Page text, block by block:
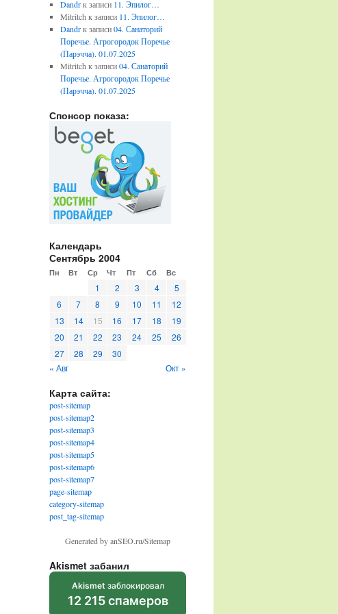
Dandrк записи 11. Эпилог…
Mitritch к записи 11. Эпилог…
Dandrк записи04. Санаторий
Поречье. Агрогородок Поречье
(Парэчча). 01.07.2025
Mitritch к записи04. Санаторий
Поречье. Агрогородок Поречье
(Парэчча). 01.07.2025
Спонсор показа:
Календарь
Сентябрь 2004
Пн Вт Ср Чт Пт Сб Вс
1 2 3 4
5
6
7 8 9 10 11
12
13
14 15 16 17 18
19
20
21 22 23 24 25
26
27
28 29
30
« Авг
Окт »
Карта сайта:
post-sitemap
post-sitemap2
post-sitemap3
post-sitemap4
post-sitemap5
post-sitemap6
post-sitemap7
page-sitemap
category-sitemap
post_tag-sitemap
Generated by anSEO.ru/Sitemap
Akismet забанил
Akismet заблокировал
12 215 спамеров